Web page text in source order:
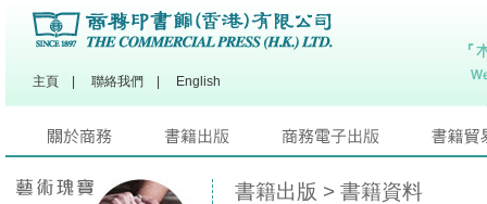
主頁 聯絡我們 English
書籍出版 > 書籍資料